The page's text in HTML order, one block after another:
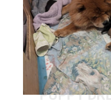
PUPPY